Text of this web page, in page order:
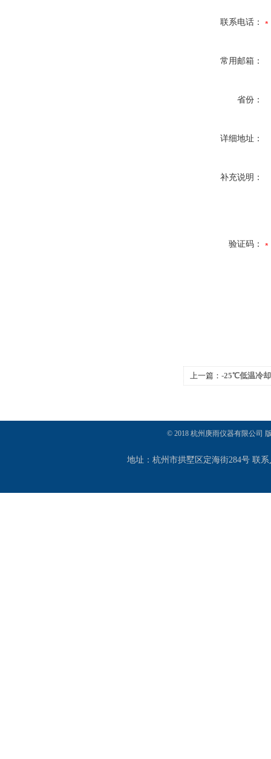
联系电话：
常用邮箱：
省份：
详细地址：
补充说明：
验证码：
上一篇： -25℃低温冷
© 2018 杭州庚雨仪器有限公司
地址：杭州市拱墅区定海街284号 联